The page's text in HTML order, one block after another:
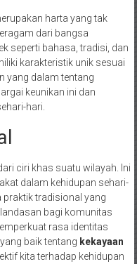
harta yang tak
dari bangsa
seperti bahasa, tradisi, dan
karakteristik unik sesuai
yang dalam tentang
keunikan ini dan
hari.
ciri khas suatu wilayah. Ini
dalam kehidupan sehari-
praktik tradisional yang
bagi komunitas
rasa identitas
baik tentang kekayaan
kita terhadap kehidupan